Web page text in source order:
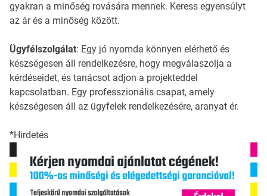
gyakran a minőség rovására mennek. Keress egyensúlyt
az ár és a minőség között.
Ügyfélszolgálat: Egy jó nyomda könnyen elérhető és
készségesen áll rendelkezésre, hogy megválaszolja a
kérdéseidet, és tanácsot adjon a projekteddel
kapcsolatban. Egy professzionális csapat, amely
készségesen áll az ügyfelek rendelkezésére, aranyat ér.
*Hirdetés